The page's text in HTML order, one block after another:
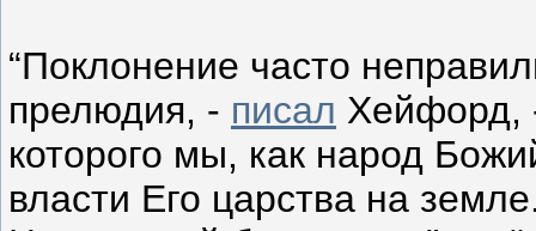
“Поклонение часто
прелюдия, - писал Хейфорд,
которого мы, как народ
власти Его царства на